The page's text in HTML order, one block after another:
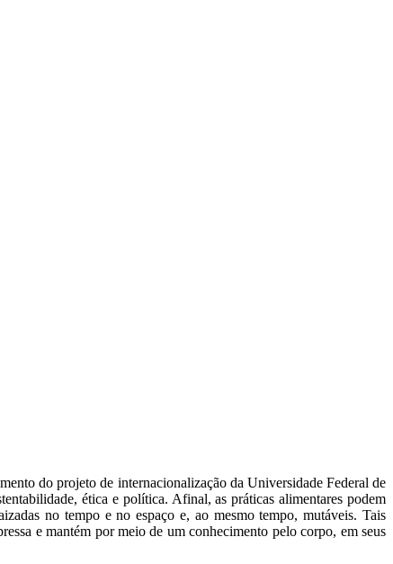
do projeto de internacionalização da Universidade Federal de
ética e política. Afinal, as práticas alimentares podem
no tempo e no espaço e, ao mesmo tempo, mutáveis. Tais
e mantém por meio de um conhecimento pelo corpo, em seus